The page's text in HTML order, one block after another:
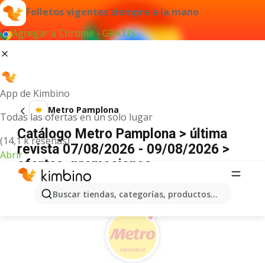
Folletos vigentes siempre a la mano
Agregar a Chrome - GRATIS
App de Kimbino
Todas las ofertas en un solo lugar
(14,1 k reseñas)
Abrir
Buscar tiendas, categorías, productos...
Metro Pamplona
Catálogo Metro Pamplona > última
revista 07/08/2026 - 09/08/2026 >
ofertas, promociones